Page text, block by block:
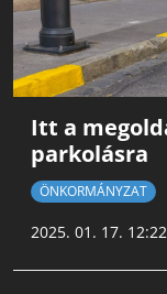
Itt a
parkolásra
ÖNKORMÁNYZAT
2025. 01. 17. 12:22